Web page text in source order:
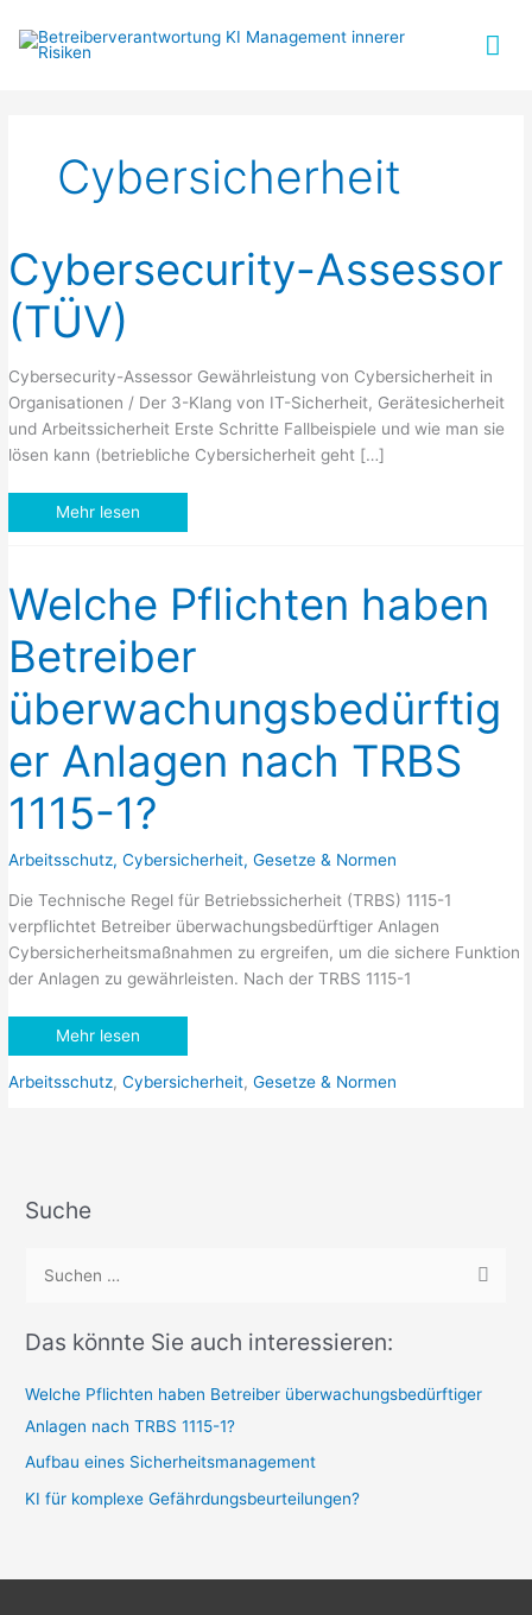
Inhalt
springen
Cybersicherheit
Cybersecurity-Assessor
(TÜV)
Cybersecurity-Assessor Gewährleistung von Cybersicherheit in
Organisationen / Der 3-Klang von IT-Sicherheit, Gerätesicherheit
und Arbeitssicherheit Erste Schritte Fallbeispiele und wie man sie
lösen kann (betriebliche Cybersicherheit geht […]
Cybersecurity-
Mehr lesen
Welche Pflichten haben
Betreiber
überwachungsbedürftig
er Anlagen nach TRBS
1115-1?
Arbeitsschutz,Cybersicherheit,Gesetze & Normen
Die Technische Regel für Betriebssicherheit (TRBS) 1115-1
verpflichtet Betreiber überwachungsbedürftiger Anlagen
Cybersicherheitsmaßnahmen zu ergreifen, um die sichere Funktion
der Anlagen zu gewährleisten. Nach der TRBS 1115-1
Welche
Betreiber
überwachungsbedürftiger
Mehr lesen
Arbeitsschutz,Cybersicherheit,Gesetze & Normen
Suche
e
n
n
:
Das könnte Sie auch interessieren:
Welche Pflichten haben Betreiber überwachungsbedürftiger
Anlagen nach TRBS 1115-1?
Aufbau eines Sicherheitsmanagement
KI für komplexe Gefährdungsbeurteilungen?